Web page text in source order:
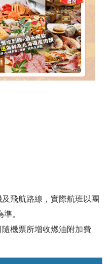
飛航路線，實際航班以團
。
機票所增收燃油附加費